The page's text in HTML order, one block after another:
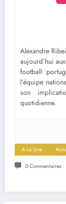
Alexandre
aujourd’hui
football
l’équipe
son
quotidienne.
A La Une Actu
0 Commentaires